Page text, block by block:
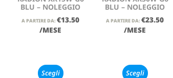
BLU – NOLEGGIO
A PARTIRE DA: €13.50
/MESE
Scegli
BLU – NOLEGGIO
A PARTIRE DA: €23.50
/MESE
Scegli